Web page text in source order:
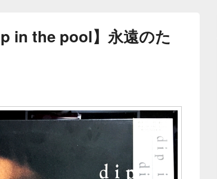
in the pool】永遠のた